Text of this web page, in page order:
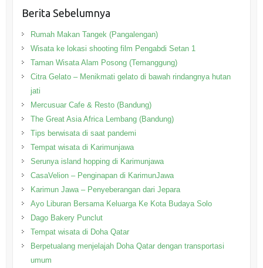
Berita Sebelumnya
Rumah Makan Tangek (Pangalengan)
Wisata ke lokasi shooting film Pengabdi Setan 1
Taman Wisata Alam Posong (Temanggung)
Citra Gelato – Menikmati gelato di bawah rindangnya hutan
jati
Mercusuar Cafe & Resto (Bandung)
The Great Asia Africa Lembang (Bandung)
Tips berwisata di saat pandemi
Tempat wisata di Karimunjawa
Serunya island hopping di Karimunjawa
CasaVelion – Penginapan di KarimunJawa
Karimun Jawa – Penyeberangan dari Jepara
Ayo Liburan Bersama Keluarga Ke Kota Budaya Solo
Dago Bakery Punclut
Tempat wisata di Doha Qatar
Berpetualang menjelajah Doha Qatar dengan transportasi
umum